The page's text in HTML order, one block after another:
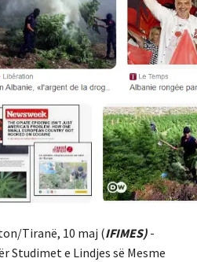
Tiranë, 10 maj (IFIMES) -
e Lindjes së Mesme